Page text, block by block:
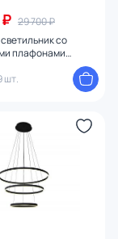
29 700 ₽
со
плафонами
шт.